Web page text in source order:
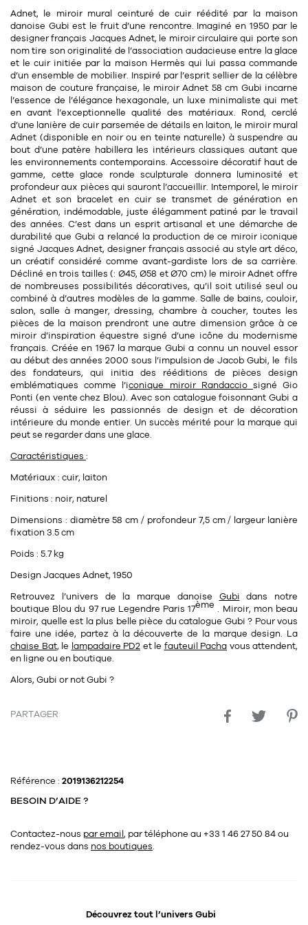
Boîte
Corbeille
Poubelle
Range document
Divers
textile 132
Coussin
Créature
Literie
Plaid
Tapis
Rideau de douche
Divers
bougie35
Bougie
Divers
Rallonges
Table
Table basse
Tréteaux
Table d'appoint
pour le bureau39
Chaises de bureau
Bureau
Meuble à clapets
pour la chambre15
Commode
Chevet
Set de table
Tablier
Toile enduite au mètre
Torchon
sel et poivre14
divers25
objets ludiques11
Travail d'artiste
librairie1
Livre
Revue
Divers
Housse, étui, coque
Divers
décoration1
Vases
Adnet, le miroir mural ceinturé de cuir réédité par la maison
danoise Gubi est le fruit d’une rencontre. Imaginé en 1950 par le
designer français Jacques Adnet, le miroir circulaire qui porte son
nom tire son originalité de l’association audacieuse entre la glace
et le cuir initiée par la maison Hermès qui lui passa commande
d’un ensemble de mobilier. Inspiré par l’esprit sellierde la célèbre
maison de couture française, le miroir Adnet 58 cm Gubi incarne
l’essence de l’élégance hexagonale, un luxe minimaliste qui met
en avant l’exceptionnelle qualité des matériaux. Rond, cerclé
d’une lanière de cuirparsemée de détails en laiton, le miroir mural
Adnet (disponible en noirou en teinte naturelle) à suspendre au
bout d’une patère habillera les intérieurs classiques autant que
les environnements contemporains. Accessoire décoratif haut de
gamme, cette glace ronde sculpturale donnera luminosité et
profondeur aux pièces qui sauront l’accueillir. Intemporel, le miroir
Adnet et son bracelet en cuir se transmet de génération en
génération, indémodable, juste élégamment patiné par le travail
des années. C’est dans un esprit artisanal et une démarche de
durabilité que Gubi a relancé la production de ce miroir iconique
signé Jacques Adnet, designer français associé au style art déco,
un créatif considéré comme avant-gardiste lors de sa carrière.
Décliné entrois tailles (: Ø45, Ø58 et Ø70 cm) le miroir Adnet offre
de nombreuses possibilités décoratives, qu’il soit utilisé seul ou
combiné à d’autres modèles de la gamme. Salle de bains, couloir,
salon, salle à manger, dressing, chambre à coucher, toutes les
pièces de la maison prendront une autre dimension grâce à ce
miroir d’inspiration équestre signé d’une icône du modernisme
français. Créée en 1967 la marque Gubi a connu un nouvel essor
au début des années 2000 sous l’impulsion de Jacob Gubi, le fils
des fondateurs, qui initia des rééditions de pièces design
emblématiques comme l’iconique miroir Randaccio signéGio
Ponti (en vente chez Blou). Avec son catalogue foisonnant Gubi a
réussi à séduire les passionnés de design et de décoration
intérieure du monde entier. Un succès mérité pour la marque qui
peut se regarder dans une glace.
Caractéristiques :
Matériaux : cuir, laiton
Finitions : noir, naturel
Dimensions : diamètre 58 cm / profondeur 7,5 cm / largeur lanière
fixation 3.5 cm
Poids : 5.7 kg
Design Jacques Adnet, 1950
Retrouvez l’univers de la marque danoise Gubi dans notre
boutique Blou du 97 rue Legendre Paris 17ème . Miroir, mon beau
miroir, quelle est la plus belle pièce du catalogue Gubi ? Pour vous
faire une idée, partez à la découverte de la marque design. La
chaise Bat, le lampadaire PD2 et le fauteuil Pacha vous attendent,
en ligne ou en boutique.
Alors, Gubi or not Gubi ?
PARTAGER
Référence : 2019136212254
BESOIN D’AIDE ?
Contactez-nous par email, par téléphone au +33 1 46 27 50 84ou
rendez-vous dans nos boutiques.
Découvrez tout l’univers Gubi